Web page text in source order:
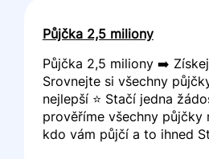
Půjčka 2,5 miliony
Půjčka 2,5 miliony ➡️
Srovnejte si všechny
nejlepší ⭐ Stačí jedna
prověříme všechny půjčky
kdo vám půjčí a to ihned